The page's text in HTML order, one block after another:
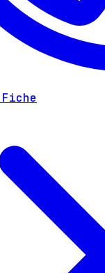
Fiche